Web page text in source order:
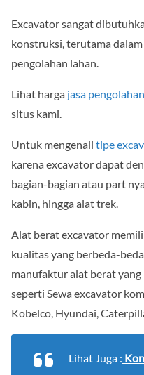
Excavator sangat
konstruksi, terutama
pengolahan lahan.
Lihat harga jasa
situs kami.
Untuk mengenali tipe
karena excavator dapat
bagian-bagian atau part
kabin, hingga alat trek.
Alat berat excavator
kualitas yang berbeda-
manufaktur alat berat
seperti Sewa excavator
Kobelco, Hyundai,
Lihat Juga :